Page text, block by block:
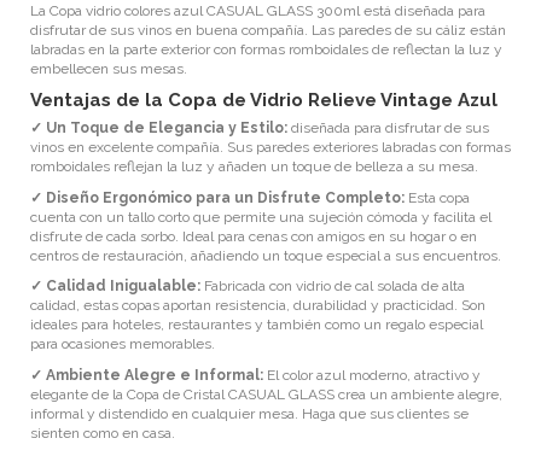
La Copa vidrio colores azul CASUAL GLASS 300ml está diseñada para
disfrutar de sus vinos en buena compañía. Las paredes de su cáliz están
labradas en la parte exterior con formas romboidales de reflectan la luz y
embellecen sus mesas.
Ventajas de la Copa de Vidrio Relieve Vintage Azul
✓ Un Toque de Elegancia y Estilo: diseñada para disfrutar de sus
vinos en excelente compañía. Sus paredes exteriores labradas con formas
romboidales reflejan la luz y añaden un toque de belleza a su mesa.
✓ Diseño Ergonómico para un Disfrute Completo: Esta copa
cuenta con un tallo corto que permite una sujeción cómoda y facilita el
disfrute de cada sorbo. Ideal para cenas con amigos en su hogar o en
centros de restauración, añadiendo un toque especial a sus encuentros.
✓ Calidad Inigualable: Fabricada con vidrio de cal solada de alta
calidad, estas copas aportan resistencia, durabilidad y practicidad. Son
ideales para hoteles, restaurantes y también como un regalo especial
para ocasiones memorables.
✓ Ambiente Alegre e Informal: El color azul moderno, atractivo y
elegante de la Copa de Cristal CASUAL GLASS crea un ambiente alegre,
informal y distendido en cualquier mesa. Haga que sus clientes se
sienten como en casa.